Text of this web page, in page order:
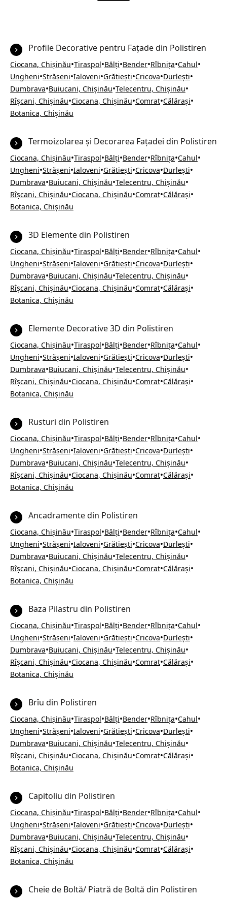
Profile Decorative pentru Fațade din Polistiren
Ciocana, Chișinău•Tiraspol•Bălți•Bender•Rîbnița•Cahul•
Ungheni•Strășeni•Ialoveni•Grătiești•Cricova•Durlești•
Dumbrava•Buiucani, Chișinău•Telecentru, Chișinău•
Rîșcani, Chișinău•Ciocana, Chișinău•Comrat•Călărași•
Botanica, Chișinău
Termoizolarea și Decorarea Fațadei din Polistiren
Ciocana, Chișinău•Tiraspol•Bălți•Bender•Rîbnița•Cahul•
Ungheni•Strășeni•Ialoveni•Grătiești•Cricova•Durlești•
Dumbrava•Buiucani, Chișinău•Telecentru, Chișinău•
Rîșcani, Chișinău•Ciocana, Chișinău•Comrat•Călărași•
Botanica, Chișinău
3D Elemente din Polistiren
Ciocana, Chișinău•Tiraspol•Bălți•Bender•Rîbnița•Cahul•
Ungheni•Strășeni•Ialoveni•Grătiești•Cricova•Durlești•
Dumbrava•Buiucani, Chișinău•Telecentru, Chișinău•
Rîșcani, Chișinău•Ciocana, Chișinău•Comrat•Călărași•
Botanica, Chișinău
Elemente Decorative 3D din Polistiren
Ciocana, Chișinău•Tiraspol•Bălți•Bender•Rîbnița•Cahul•
Ungheni•Strășeni•Ialoveni•Grătiești•Cricova•Durlești•
Dumbrava•Buiucani, Chișinău•Telecentru, Chișinău•
Rîșcani, Chișinău•Ciocana, Chișinău•Comrat•Călărași•
Botanica, Chișinău
Rusturi din Polistiren
Ciocana, Chișinău•Tiraspol•Bălți•Bender•Rîbnița•Cahul•
Ungheni•Strășeni•Ialoveni•Grătiești•Cricova•Durlești•
Dumbrava•Buiucani, Chișinău•Telecentru, Chișinău•
Rîșcani, Chișinău•Ciocana, Chișinău•Comrat•Călărași•
Botanica, Chișinău
Ancadramente din Polistiren
Ciocana, Chișinău•Tiraspol•Bălți•Bender•Rîbnița•Cahul•
Ungheni•Strășeni•Ialoveni•Grătiești•Cricova•Durlești•
Dumbrava•Buiucani, Chișinău•Telecentru, Chișinău•
Rîșcani, Chișinău•Ciocana, Chișinău•Comrat•Călărași•
Botanica, Chișinău
Baza Pilastru din Polistiren
Ciocana, Chișinău•Tiraspol•Bălți•Bender•Rîbnița•Cahul•
Ungheni•Strășeni•Ialoveni•Grătiești•Cricova•Durlești•
Dumbrava•Buiucani, Chișinău•Telecentru, Chișinău•
Rîșcani, Chișinău•Ciocana, Chișinău•Comrat•Călărași•
Botanica, Chișinău
Brîu din Polistiren
Ciocana, Chișinău•Tiraspol•Bălți•Bender•Rîbnița•Cahul•
Ungheni•Strășeni•Ialoveni•Grătiești•Cricova•Durlești•
Dumbrava•Buiucani, Chișinău•Telecentru, Chișinău•
Rîșcani, Chișinău•Ciocana, Chișinău•Comrat•Călărași•
Botanica, Chișinău
Capitoliu din Polistiren
Ciocana, Chișinău•Tiraspol•Bălți•Bender•Rîbnița•Cahul•
Ungheni•Strășeni•Ialoveni•Grătiești•Cricova•Durlești•
Dumbrava•Buiucani, Chișinău•Telecentru, Chișinău•
Rîșcani, Chișinău•Ciocana, Chișinău•Comrat•Călărași•
Botanica, Chișinău
Cheie de Boltă/ Piatră de Boltă din Polistiren